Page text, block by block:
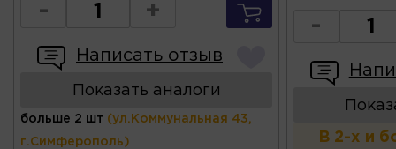
- +
Написать отзыв
Показать аналоги
больше 2 шт (ул.Коммунальная 43,
г.Симферополь)
-
В 2-х и